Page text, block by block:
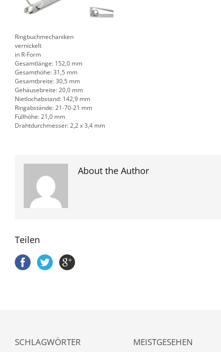
Ringbuchmechaniken
vernickelt
in R-Form
Gesamtlänge: 152,0 mm
Gesamthöhe: 31,5 mm
Gesamtbreite: 30,5 mm
Gehäusebreite: 20,0 mm
Nietlochabstand: 142,9 mm
Ringabstände: 21-70-21 mm
Füllhöhe: 21,0 mm
Drahtdurchmesser: 2,2 x 3,4 mm
About the Author
Teilen
SCHLAGWÖRTER MEISTGESEHEN